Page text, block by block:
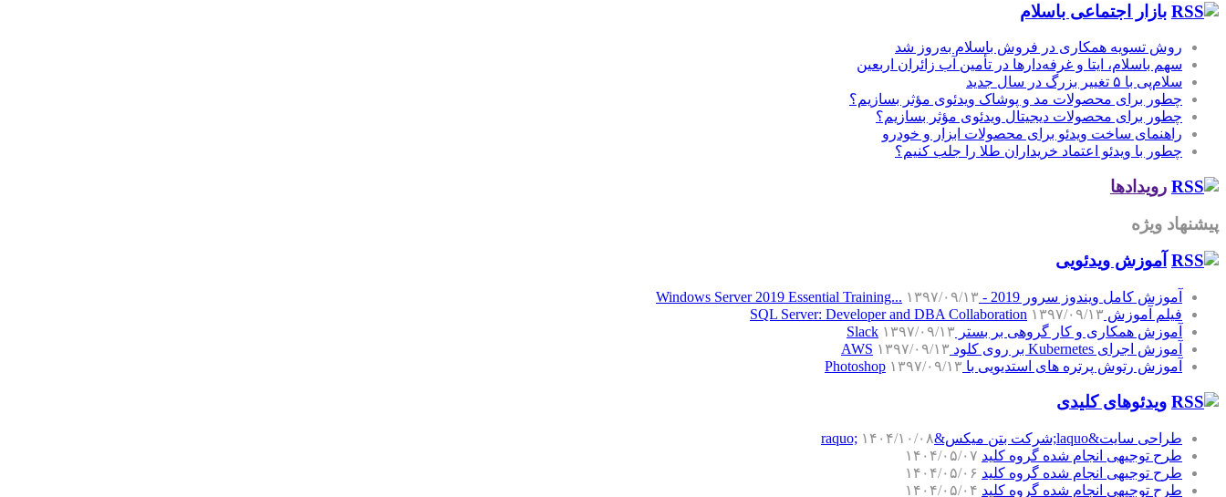
بازار اجتماعی باسلام
روش تسویه همکاری در فروش باسلام به‌روز شد
سهم باسلام، ایتا و غرفه‌دارها در تأمین آب زائران اربعین
سلام‌پی با ۵ تغییر بزرگ در سال جدید
چطور برای محصولات مد و پوشاک ویدئوی مؤثر بسازیم؟
چطور برای محصولات دیجیتال ویدئوی مؤثر بسازیم؟
راهنمای ساخت ویدئو برای محصولات ابزار و خودرو
چطور با ویدئو اعتماد خریداران طلا را جلب کنیم؟
رویدادها
پیشنهاد ویژه
آموزش‌ ویدئویی
آموزش کامل ویندوز سرور 2019 - Windows Server 2019 Essential Training...
۱۳۹۷/۰۹/۱۳
فیلم آموزش SQL Server: Developer and DBA Collaboration ۱۳۹۷/۰۹/۱۳
آموزش همکاری و کار گروهی بر بستر Slack ۱۳۹۷/۰۹/۱۳
آموزش اجرای Kubernetes بر روی کلود AWS
۱۳۹۷/۰۹/۱۳
آموزش رتوش پرتره های استدیویی با Photoshop ۱۳۹۷/۰۹/۱۳
ویدئوهای کلیدی
طراحی سایت&laquo;شرکت بتن میکس&raquo;
۱۴۰۴/۱۰/۰۸
طرح توجیهی انجام شده گروه کلید ۱۴۰۴/۰۵/۰۷
طرح توجیهی انجام شده گروه کلید ۱۴۰۴/۰۵/۰۶
طرح توجیهی انجام شده گروه کلید ۱۴۰۴/۰۵/۰۴